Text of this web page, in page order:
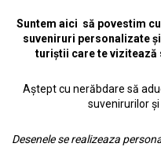
Suntem aici să povestim
suveniruri personalizate
turiștii care te vizitează
Aștept cu nerăbdare să
suvenirurilor
Desenele se realizeaza